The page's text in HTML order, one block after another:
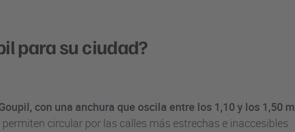
para su ciudad?
con una anchura que oscila entre los 1,10 y los 1,50 m
permiten circular por las calles más estrechas e inaccesibles